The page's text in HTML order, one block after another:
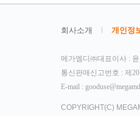
회사소개 개인정
메가엠디㈜대표이사 :
통신판매신고번호 : 제
E-mail :
COPYRIGHT(C)